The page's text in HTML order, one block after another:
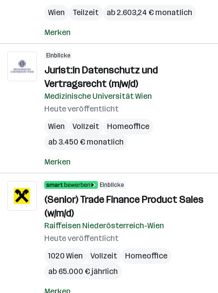
Wien
Teilzeit ab 2.603,24 € monatlich
Merken
Einblicke
Jurist:in Datenschutz und
Vertragsrecht (m/w/d)
Medizinische Universität Wien
Heute veröffentlicht
Wien
Vollzeit
Homeoffice
ab 3.450 € monatlich
Merken
Einblicke
(Senior) Trade Finance Product Sales
(w/m/d)
Raiffeisen Niederösterreich-Wien
Heute veröffentlicht
1020 Wien
Vollzeit
Homeoffice
ab 65.000 € jährlich